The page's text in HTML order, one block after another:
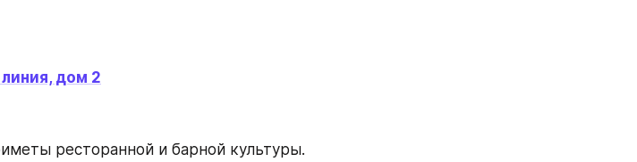
дом 2
ресторанной и барной культуры.